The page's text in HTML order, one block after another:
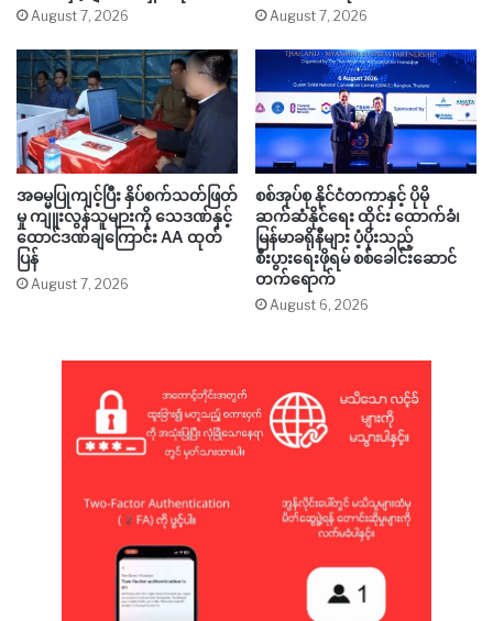
August 7, 2026 August 7, 2026
အဓမ္မပြုကျင့်ပြီး နှိပ်စက်သတ်ဖြတ်
မှု ကျူးလွန်သူများကို သေဒဏ်နှင့်
ထောင်ဒဏ်ချကြောင်း AA ထုတ်
ပြန်
August 7, 2026
စစ်အုပ်စု နိုင်ငံတကာနှင့် ပိုမို
ဆက်ဆံနိုင်ရေး ထိုင်း ထောက်ခံ၊
မြန်မာခရိုနီများ ပံ့ပိုးသည့်
စီးပွားရေးဖိုရမ် စစ်ခေါင်းဆောင်
တက်ရောက်
August 6, 2026